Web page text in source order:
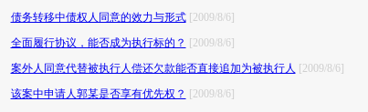
债务转移中债权人同意的效力与形式 [2009/8/6]
全面履行协议，能否成为执行标的？ [2009/8/6]
案外人同意代替被执行人偿还欠款能否直接追加为被执行人 [2009/8/6]
该案中申请人郭某是否享有优先权？ [2009/8/6]